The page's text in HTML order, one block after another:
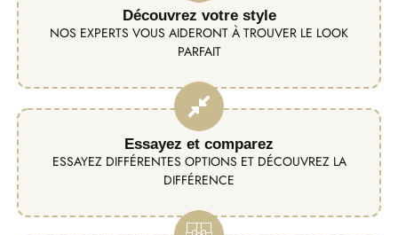
Découvrez votre style
NOS EXPERTS VOUS AIDERONT À TROUVER LE LOOK
PARFAIT
Essayez et comparez
ESSAYEZ DIFFÉRENTES OPTIONS ET DÉCOUVREZ LA
DIFFÉRENCE